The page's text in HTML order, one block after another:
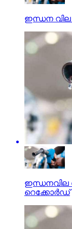
ഇന്ധന വില
ഇന്ധനവില
റെക്കോര്‍ഡ്